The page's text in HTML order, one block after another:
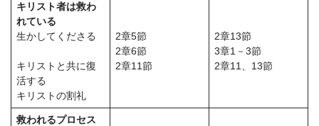
キリスト者は救わ
れている
生かしてくださる
キリストと共に復
活する
キリストの割礼
2章5節
2章6節
2章11節
2章13節
3章1－3節
2章11、13節
救われるプロセス